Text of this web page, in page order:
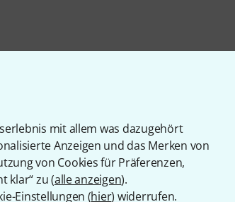
mit allem was dazugehört
Anzeigen und das Merken von
von Cookies für Präferenzen,
klar“ zu (alle anzeigen).
Einstellungen (hier) widerrufen.